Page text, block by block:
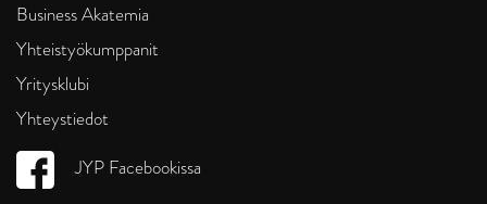
Business Akatemia
Yhteistyökumppanit
Yritysklubi
Yhteystiedot
JYP Facebookissa